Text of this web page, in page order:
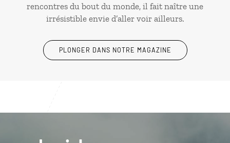
rencontres du bout du monde, il fait naître une
irrésistible envie d’aller voir ailleurs.
PLONGER DANS NOTRE MAGAZINE